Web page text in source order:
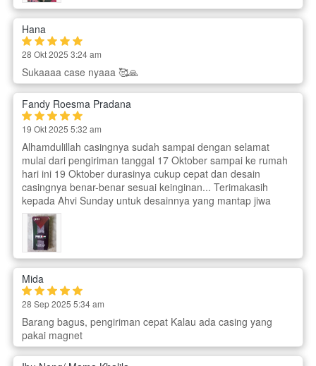
Hana
28 Okt 2025 3:24 am
Sukaaaa case nyaaa 🥰🙏
Fandy Roesma Pradana
19 Okt 2025 5:32 am
Alhamdulillah casingnya sudah sampai dengan selamat
mulai dari pengiriman tanggal 17 Oktober sampai ke rumah
hari ini 19 Oktober durasinya cukup cepat dan desain
casingnya benar-benar sesuai keinginan... Terimakasih
kepada Ahvi Sunday untuk desainnya yang mantap jiwa
Mida
28 Sep 2025 5:34 am
Barang bagus, pengiriman cepat Kalau ada casing yang
pakai magnet